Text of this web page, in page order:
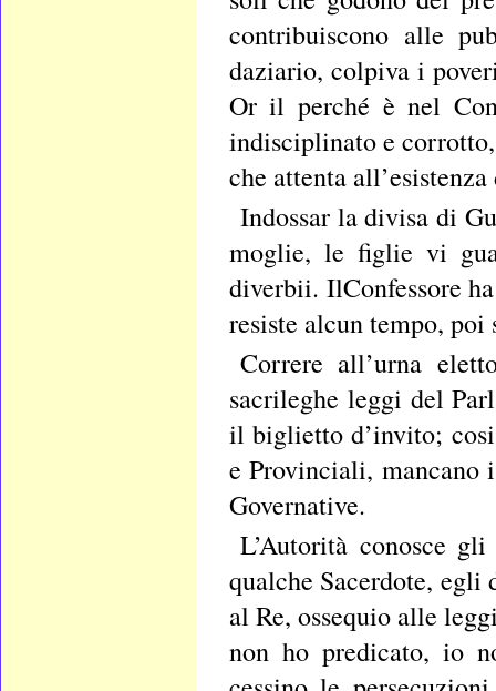
contribuiscono alle
daziario, colpiva i
Or il perché è nel
indisciplinato e
che attenta
Indossar la divisa di
moglie, le figlie vi
diverbii. IlConfessore
resiste alcun tempo, poi
Correre all’urna
sacrileghe leggi del
il biglietto d’invito;
e Provinciali,
Governative.
L’Autorità conosce
qualche Sacerdote, egli
al Re, ossequio alle
non ho predicato, io